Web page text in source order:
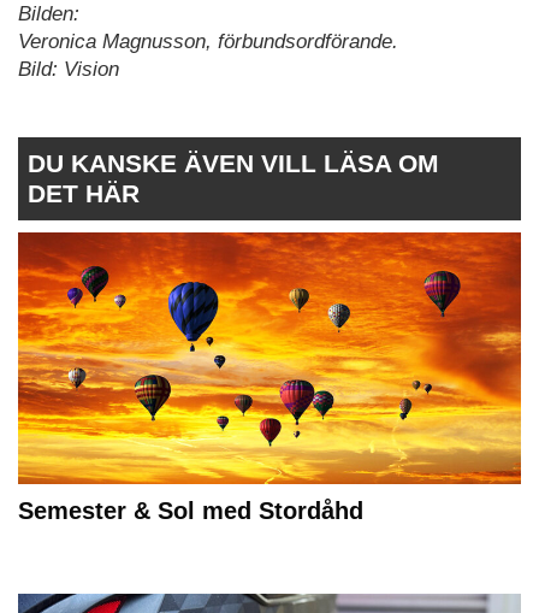
Bilden:
Veronica Magnusson, förbundsordförande.
Bild: Vision
DU KANSKE ÄVEN VILL LÄSA OM
DET HÄR
Semester & Sol med Stordåhd